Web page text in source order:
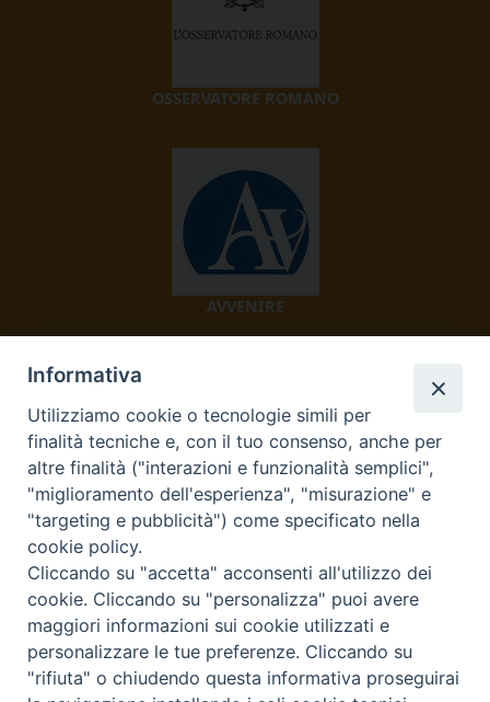
OSSERVATORE ROMANO
AVVENIRE
TV 2000
Diocesi di Ivrea
Curia Vescovile Piazza Castello, 3 10015 Ivrea (To) Tel.
Informativa
Utilizziamo cookie o tecnologie simili per
finalità tecniche e, con il tuo consenso, anche per
altre finalità ("interazioni e funzionalità semplici",
"miglioramento dell'esperienza", "misurazione" e
"targeting e pubblicità") come specificato nella
cookie policy.
Cliccando su "accetta" acconsenti all'utilizzo dei
cookie. Cliccando su "personalizza" puoi avere
maggiori informazioni sui cookie utilizzati e
personalizzare le tue preferenze. Cliccando su
"rifiuta" o chiudendo questa informativa proseguirai